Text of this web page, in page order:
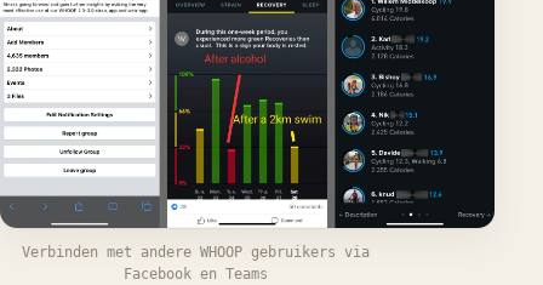
Verbinden met andere WHOOP gebruikers via
Facebook en Teams